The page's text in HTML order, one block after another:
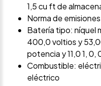
1,5 cu ft de
Norma de
Batería tipo: níquel
400,0 voltios y
potencia y 11,0 1,
Combustible:
eléctrico